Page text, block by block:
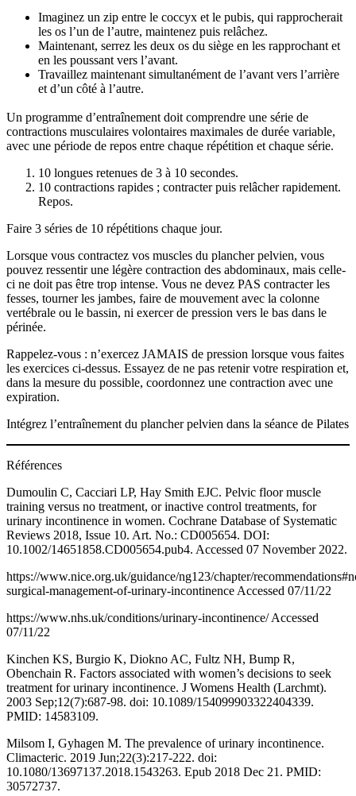
Imaginez un zip entre le coccyx et le pubis, qui rapprocherait
les os l’un de l’autre, maintenez puis relâchez.
Maintenant, serrez les deux os du siège en les rapprochant et
en les poussant vers l’avant.
Travaillez maintenant simultanément de l’avant vers l’arrière
et d’un côté à l’autre.
Un programme d’entraînement doit comprendre une série de
contractions musculaires volontaires maximales de durée variable,
avec une période de repos entre chaque répétition et chaque série.
10 longues retenues de 3 à 10 secondes.
10 contractions rapides ; contracter puis relâcher rapidement.
Repos.
Faire 3 séries de 10 répétitions chaque jour.
Lorsque vous contractez vos muscles du plancher pelvien, vous
pouvez ressentir une légère contraction des abdominaux, mais celle-
ci ne doit pas être trop intense. Vous ne devez PAS contracter les
fesses, tourner les jambes, faire de mouvement avec la colonne
vertébrale ou le bassin, ni exercer de pression vers le bas dans le
périnée.
Rappelez-vous : n’exercez JAMAIS de pression lorsque vous faites
les exercices ci-dessus. Essayez de ne pas retenir votre respiration et,
dans la mesure du possible, coordonnez une contraction avec une
expiration.
Intégrez l’entraînement du plancher pelvien dans la séance de Pilates
Références
Dumoulin C, Cacciari LP, Hay Smith EJC. Pelvic floor muscle
training versus no treatment, or inactive control treatments, for
urinary incontinence in women. Cochrane Database of Systematic
Reviews 2018, Issue 10. Art. No.: CD005654. DOI:
10.1002/14651858.CD005654.pub4. Accessed 07 November 2022.
https://www.nice.org.uk/guidance/ng123/chapter/
surgical-management-of-urinary-incontinence Accessed 07/11/22
https://www.nhs.uk/conditions/urinary-incontinence/ Accessed
07/11/22
Kinchen KS, Burgio K, Diokno AC, Fultz NH, Bump R,
Obenchain R. Factors associated with women’s decisions to seek
treatment for urinary incontinence. J Womens Health (Larchmt).
2003 Sep;12(7):687-98. doi: 10.1089/154099903322404339.
PMID: 14583109.
Milsom I, Gyhagen M. The prevalence of urinary incontinence.
Climacteric. 2019 Jun;22(3):217-222. doi:
10.1080/13697137.2018.1543263. Epub 2018 Dec 21. PMID:
30572737.